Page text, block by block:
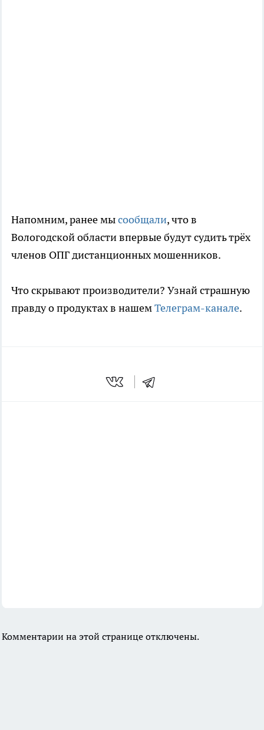
Напомним, ранее мысообщали, что в
Вологодской области впервые будут судить трёх
членов ОПГ дистанционных мошенников.
Что скрывают производители? Узнай страшную
правду о продуктах в нашемТелеграм-канале.
Комментарии на этой странице отключены.